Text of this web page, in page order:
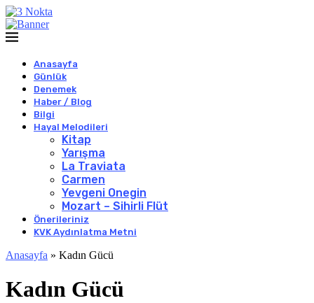
Anasayfa
Günlük
Denemek
Haber / Blog
Bilgi
Hayal Melodileri
Kitap
Yarışma
La Traviata
Carmen
Yevgeni Onegin
Mozart – Sihirli Flüt
Önerileriniz
KVK Aydınlatma Metni
Anasayfa » Kadın Gücü
Kadın Gücü